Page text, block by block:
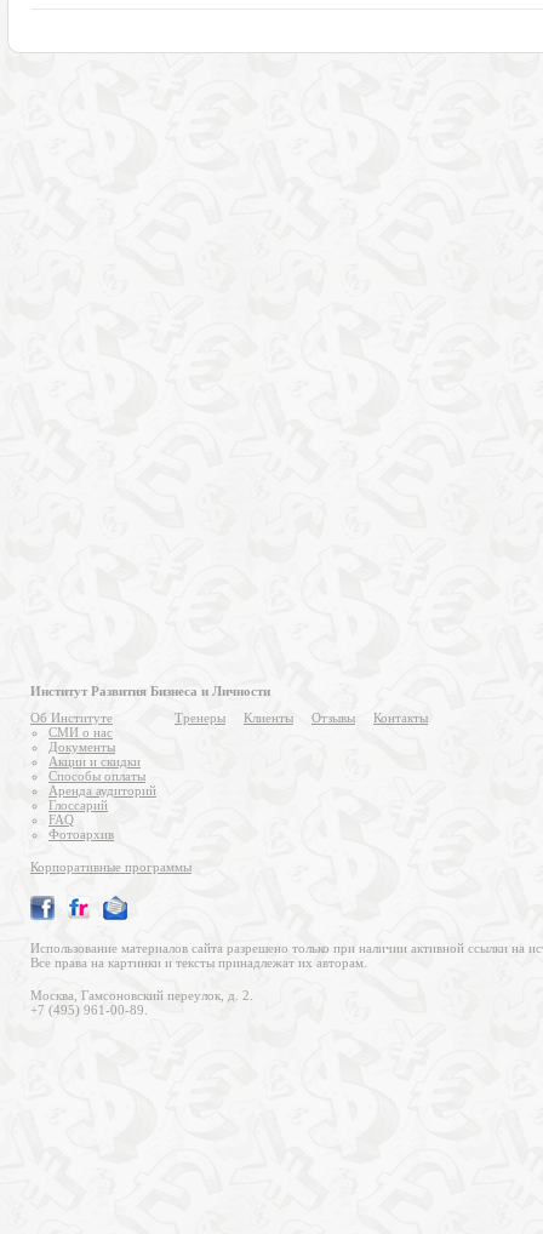
Институт Развития Бизнеса и Личности
Об Институте
СМИ о нас
Документы
Акции и скидки
Способы оплаты
Аренда аудиторий
Глоссарий
FAQ
Фотоархив
Тренеры Клиенты Отзывы Контакты
Корпоративные программы
Использование материалов сайта разрешено только при наличии активной ссылки на
Все права на картинки и тексты принадлежат их авторам.
Москва, Гамсоновский переулок, д. 2.
+7 (495) 961-00-89.